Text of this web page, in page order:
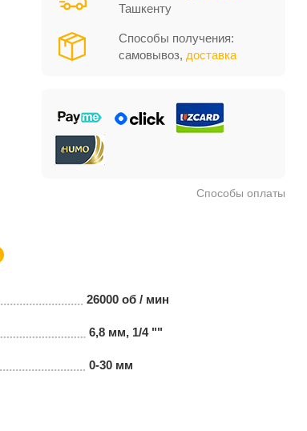
Ташкенту
Способы получения:
самовывоз, доставка
Способы оплаты
26000 об / мин
6,8 мм, 1/4 ""
0-30 мм